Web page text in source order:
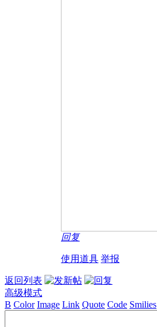
回复
使用道具 举报
返回列表
高级模式
B Color Image Link Quote Code Smilies